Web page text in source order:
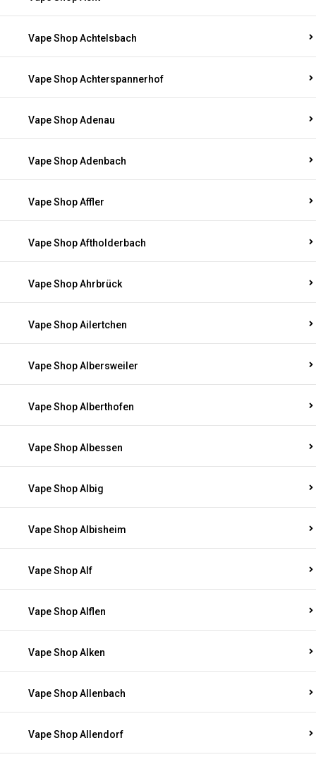
Vape Shop Achtelsbach
Vape Shop Achterspannerhof
Vape Shop Adenau
Vape Shop Adenbach
Vape Shop Affler
Vape Shop Aftholderbach
Vape Shop Ahrbrück
Vape Shop Ailertchen
Vape Shop Albersweiler
Vape Shop Alberthofen
Vape Shop Albessen
Vape Shop Albig
Vape Shop Albisheim
Vape Shop Alf
Vape Shop Alflen
Vape Shop Alken
Vape Shop Allenbach
Vape Shop Allendorf